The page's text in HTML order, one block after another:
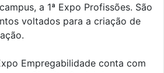
a 1ª Expo Profissões. São
voltados para a criação de
Empregabilidade conta com